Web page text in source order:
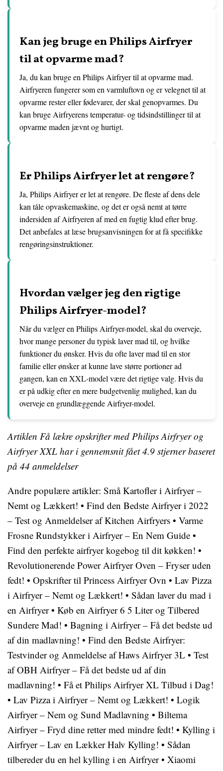
Kan jeg bruge en Philips Airfryer
til at opvarme mad?
Ja, du kan bruge en Philips Airfryer til at opvarme mad.
Airfryeren fungerer som en varmluftovn og er velegnet til at
opvarme rester eller fødevarer, der skal genopvarmes. Du
kan bruge Airfryerens temperatur- og tidsindstillinger til at
opvarme maden jævnt og hurtigt.
Er Philips Airfryer let at rengøre?
Ja, Philips Airfryer er let at rengøre. De fleste af dens dele
kan tåle opvaskemaskine, og det er også nemt at tørre
indersiden af Airfryeren af med en fugtig klud efter brug.
Det anbefales at læse brugsanvisningen for at få specifikke
rengøringsinstruktioner.
Hvordan vælger jeg den rigtige
Philips Airfryer-model?
Når du vælger en Philips Airfryer-model, skal du overveje,
hvor mange personer du typisk laver mad til, og hvilke
funktioner du ønsker. Hvis du ofte laver mad til en stor
familie eller ønsker at kunne lave større portioner ad
gangen, kan en XXL-model være det rigtige valg. Hvis du
er på udkig efter en mere budgetvenlig mulighed, kan du
overveje en grundlæggende Airfryer-model.
Artiklen Få lækre opskrifter med Philips Airfryer og
Airfryer XXL har i gennemsnit fået4.9 stjerner baseret
på 44 anmeldelser
Andre populære artikler: Små Kartofler i Airfryer –
Nemt og Lækkert! • Find den Bedste Airfryer i 2022
– Test og Anmeldelser af Kitchen Airfryers • Varme
Frosne Rundstykker i Airfryer – En Nem Guide •
Find den perfekte airfryer kogebog til dit køkken! •
Revolutionerende Power Airfryer Oven – Fryser uden
fedt! • Opskrifter til Princess Airfryer Ovn • Lav Pizza
i Airfryer – Nemt og Lækkert! • Sådan laver du mad i
en Airfryer• Køb en Airfryer 6 5 Liter og Tilbered
Sundere Mad! • Bagning i Airfryer – Få det bedste ud
af din madlavning! • Find den Bedste Airfryer:
Testvinder og Anmeldelse af Haws Airfryer 3L • Test
af OBH Airfryer – Få det bedste ud af din
madlavning! • Få et Philips Airfryer XL Tilbud i Dag!
• Lav Pizza i Airfryer – Nemt og Lækkert! • Logik
Airfryer – Nem og Sund Madlavning • Biltema
Airfryer – Fryd dine retter med mindre fedt! • Kylling i
Airfryer – Lav en Lækker Halv Kylling! • Sådan
tilbereder du en hel kylling i en Airfryer• Xiaomi